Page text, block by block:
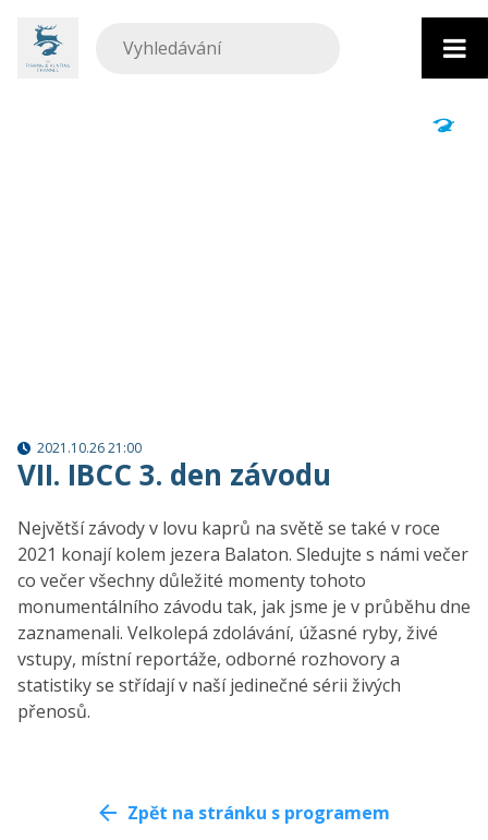
obsahu
2021.10.26 21:00
VII. IBCC 3. den závodu
Největší závody v lovu kaprů na světě se také v roce
2021 konají kolem jezera Balaton. Sledujte s námi večer
co večer všechny důležité momenty tohoto
monumentálního závodu tak, jak jsme je v průběhu dne
zaznamenali. Velkolepá zdolávání, úžasné ryby, živé
vstupy, místní reportáže, odborné rozhovory a
statistiky se střídají v naší jedinečné sérii živých
přenosů.
Zpět na stránku s programem